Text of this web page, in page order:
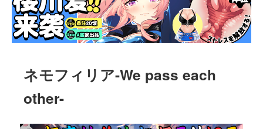
KF Online
ネモフィリア-We pass each
other-